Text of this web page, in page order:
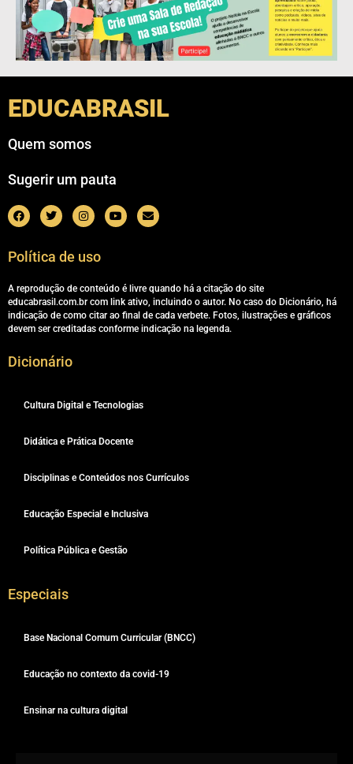
EDUCABRASIL
Quem somos
Sugerir um pauta
Política de uso
A reprodução de conteúdo é livre quando há a citação do site
educabrasil.com.br com link ativo, incluindo o autor. No caso do Dicionário, há
indicação de como citar ao final de cada verbete. Fotos, ilustrações e gráficos
devem ser creditadas conforme indicação na legenda.
Dicionário
Cultura Digital e Tecnologias
Didática e Prática Docente
Disciplinas e Conteúdos nos Currículos
Educação Especial e Inclusiva
Política Pública e Gestão
Especiais
Base Nacional Comum Curricular (BNCC)
Educação no contexto da covid-19
Ensinar na cultura digital